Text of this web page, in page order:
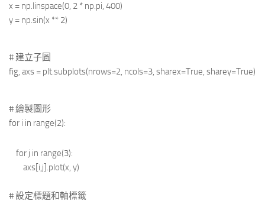
x = np.linspace(0, 2 * np.pi, 400)
y = np.sin(x ** 2)
# 建立子圖
fig, axs = plt.subplots(nrows=2, ncols=3, sharex=True, sharey=True)
# 繪製圖形
for i in range(2):
for j in range(3):
axs[i,j].plot(x, y)
# 設定標題和軸標籤